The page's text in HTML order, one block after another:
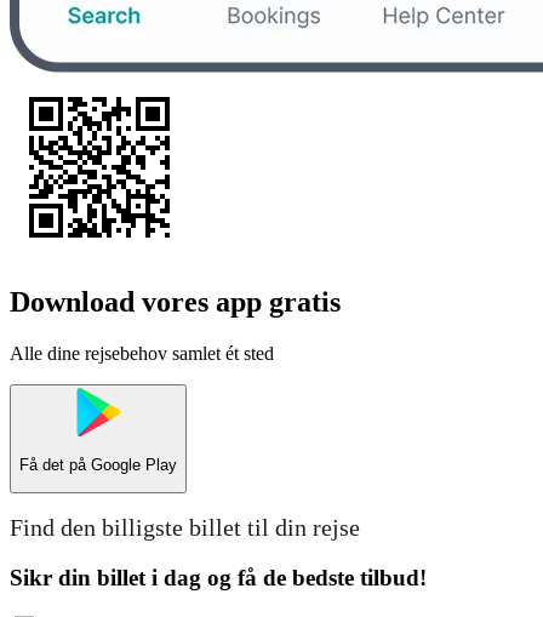
Download vores app gratis
Alle dine rejsebehov samlet ét sted
Få det på Google Play
Find den billigste billet til din rejse
Sikr din billet i dag og få de bedste tilbud!